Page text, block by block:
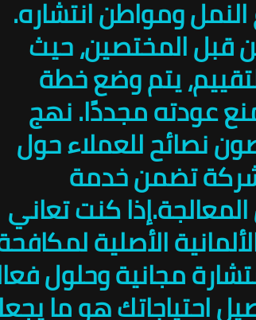
ومواطن انتشاره.
قبل المختصين، حيث
يتم وضع خطة
عودته مجددًا. نهج
نصائح للعملاء حول
تضمن خدمة
كنت تعاني
الأصلية
للحصول على استشارة مجانية وحلول
احتياجاتك هو ما